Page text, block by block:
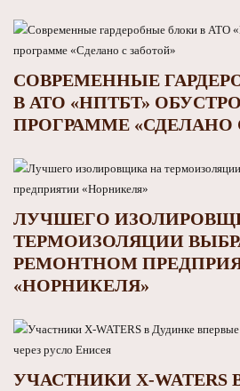
СОВРЕМЕННЫЕ
В АТО «НПТБТ»
ПРОГРАММЕ «СДЕЛАНО
ЛУЧШЕГО
ТЕРМОИЗОЛЯЦИИ
РЕМОНТНОМ
«НОРНИКЕЛЯ»
УЧАСТНИКИ X-WATERS